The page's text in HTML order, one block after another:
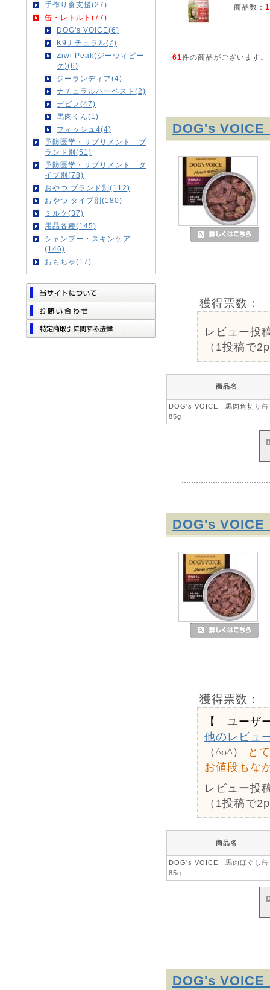
手作り食支援(27)
缶・レトルト(77)
DOG's VOICE(6)
K9ナチュラル(7)
Ziwi Peak(ジーウィピー
ク)(6)
ジーランディア(4)
ナチュラルハーベスト(2)
デビフ(47)
馬肉くん(1)
フィッシュ4(4)
予防医学・サプリメント ブ
ランド別(51)
予防医学・サプリメント タ
イプ別(78)
おやつ ブランド別(112)
おやつ タイプ別(180)
ミルク(37)
用品各種(145)
シャンプー・スキンケア
(146)
おもちゃ(17)
商品数：
61件の商品がございます。
DOG's
獲得票数：
レビュー投
（1投稿で
商品名
DOG's VOICE 馬肉角切り
85g
DOG's
獲得票数：
【 ユーザ
他のレビュ
（^o^）
と
お値段もな
レビュー投
（1投稿で
商品名
DOG's VOICE 馬肉ほぐし
85g
DOG's